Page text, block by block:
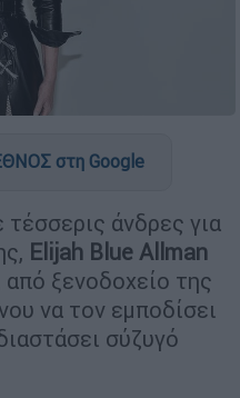
στη Google
άνδρες για
Elijah Blue Allman
από ξενοδοχείο της
να τον εμποδίσει
σύζυγό